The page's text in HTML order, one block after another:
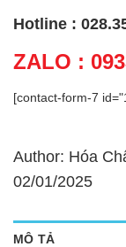
Hotline :
ZALO :
[contact-form-7
Author: Hóa
02/01/2025
MÔ TẢ